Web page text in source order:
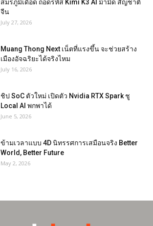
สมรภูมิเดือด ถอดรหัส Kimi K3 AI ม้ามืด สัญชาติ
จีน
July 27, 2026
Muang Thong Next เน็ตที่แรงขึ้น จะช่วยสร้าง
เมืองอัจฉริยะได้จริงไหม
July 16, 2026
ชิป SoC ตัวใหม่ เปิดตัว Nvidia RTX Spark ชู
Local AI พกพาได้
June 5, 2026
ข้ามเวลาแบบ 4D นิทรรศการเสมือนจริง Better
World, Better Future
May 2, 2026